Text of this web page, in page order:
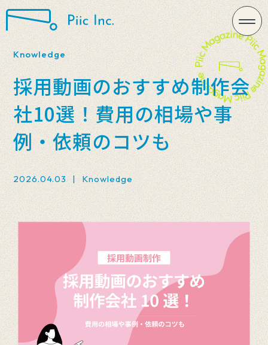
Knowledge
採用動画のおすすめ制作会
社10選！費用の相場や事
例・依頼のコツも
2026.04.03 | Knowledge